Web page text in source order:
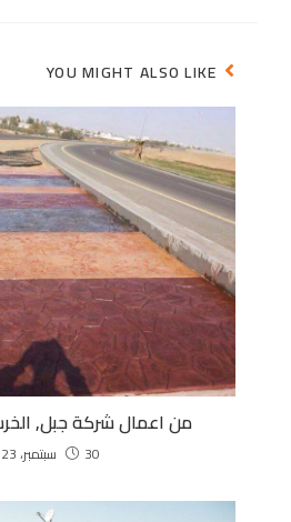
YOU MIGHT ALSO LIKE
من اعمال شركة جبل,
30 سبتمبر، 2023